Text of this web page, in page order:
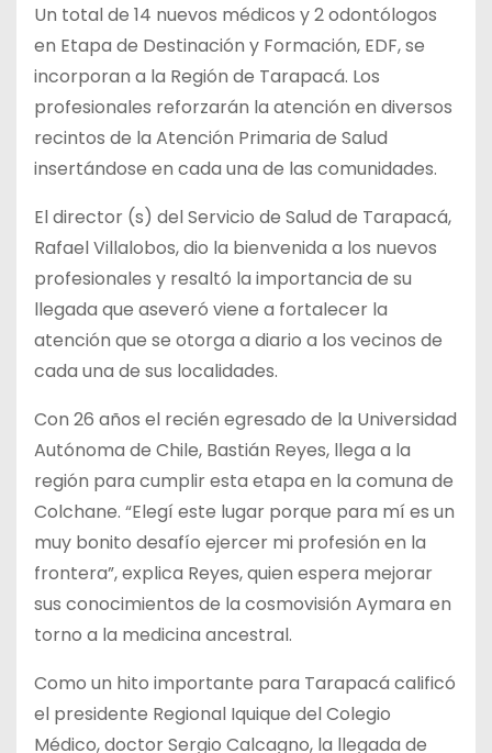
Un total de 14 nuevos médicos y 2 odontólogos
en Etapa de Destinación y Formación, EDF, se
incorporan a la Región de Tarapacá. Los
profesionales reforzarán la atención en diversos
recintos de la Atención Primaria de Salud
insertándose en cada una de las comunidades.
El director (s) del Servicio de Salud de Tarapacá,
Rafael Villalobos, dio la bienvenida a los nuevos
profesionales y resaltó la importancia de su
llegada que aseveró viene a fortalecer la
atención que se otorga a diario a los vecinos de
cada una de sus localidades.
Con 26 años el recién egresado de la Universidad
Autónoma de Chile, Bastián Reyes, llega a la
región para cumplir esta etapa en la comuna de
Colchane. “Elegí este lugar porque para mí es un
muy bonito desafío ejercer mi profesión en la
frontera”, explica Reyes, quien espera mejorar
sus conocimientos de la cosmovisión Aymara en
torno a la medicina ancestral.
Como un hito importante para Tarapacá calificó
el presidente Regional Iquique del Colegio
Médico, doctor Sergio Calcagno, la llegada de